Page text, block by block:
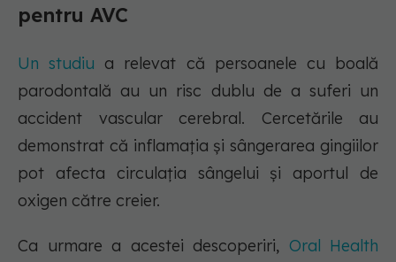
pentru AVC
Un studiu a relevat că persoanele cu boală
parodontală au un risc dublu de a suferi un
accident vascular cerebral. Cercetările au
demonstrat că inflamația și sângerarea gingiilor
pot afecta circulația sângelui și aportul de
oxigen către creier.
Ca urmare a acestei descoperiri, Oral Health